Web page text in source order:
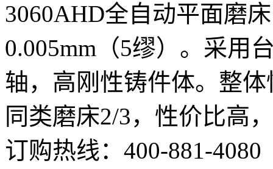
3060AHD全自动平面磨
0.005mm（5缪）。采用
轴，高刚性铸件体。整
同类磨床2/3，性价比高
订购热线： 400-881-4080